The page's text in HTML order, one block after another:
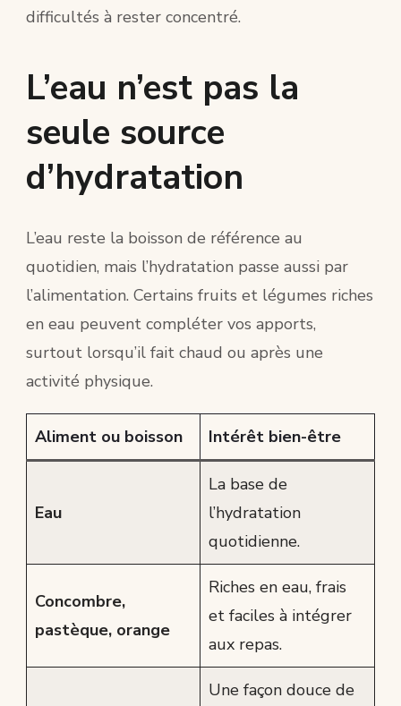
difficultés à rester concentré.
L’eau n’est pas la
seule source
d’hydratation
L’eau reste la boisson de référence au
quotidien, mais l’hydratation passe aussi par
l’alimentation. Certains fruits et légumes riches
en eau peuvent compléter vos apports,
surtout lorsqu’il fait chaud ou après une
activité physique.
Aliment ou boisson Intérêt bien-être
Eau
La base de
l’hydratation
quotidienne.
Concombre,
pastèque, orange
Riches en eau, frais
et faciles à intégrer
aux repas.
Une façon douce de